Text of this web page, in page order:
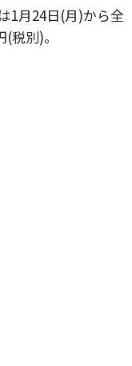
1月24日(月)から全
税別)。